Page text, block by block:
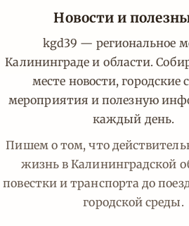
Новости и
kgd39 — региональное
Калининграде и области.
месте новости, городские
мероприятия и полезную
каждый день.
Пишем о том, что
жизнь в Калининградской
повестки и транспорта до
городской среды.